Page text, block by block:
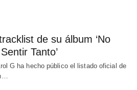
de su álbum ‘No
Tanto’
G ha hecho público el listado oficial de